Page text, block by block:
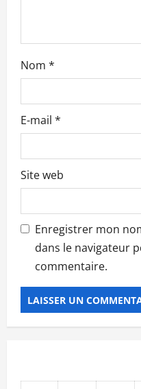
i
c
e
Nom *
E-mail *
Site web
Enregistrer mon
dans le navigateur
commentaire.